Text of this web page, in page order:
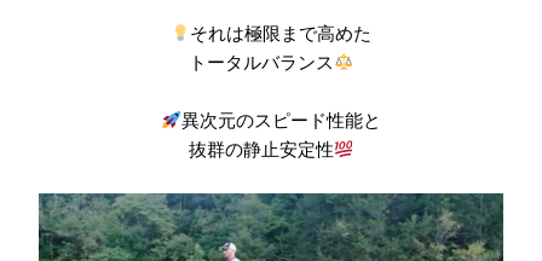
それは極限まで高めた
トータルバランス
異次元のスピード性能と
抜群の静止安定性